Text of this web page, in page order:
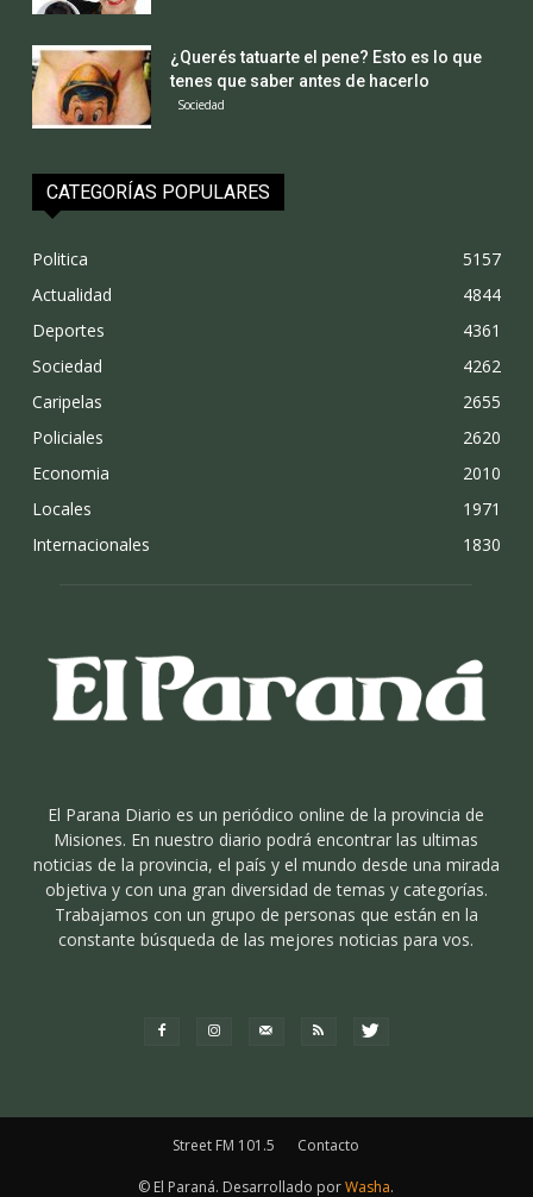
¿Querés tatuarte el pene? Esto es lo que
tenes que saber antes de hacerlo
Sociedad
CATEGORÍAS POPULARES
Politica
5157
Actualidad
4844
Deportes
4361
Sociedad
4262
Caripelas
2655
Policiales
2620
Economia
2010
Locales
1971
Internacionales
1830
El Parana Diario es un periódico online de la provincia de
Misiones. En nuestro diario podrá encontrar las ultimas
noticias de la provincia, el país y el mundo desde una mirada
objetiva y con una gran diversidad de temas y categorías.
Trabajamos con un grupo de personas que están en la
constante búsqueda de las mejores noticias para vos.
Street FM 101.5 Contacto
© El Paraná. Desarrollado porWasha.